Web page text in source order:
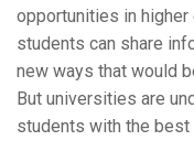
opportunities in higher
students can share
new ways that would
But universities are
students with the